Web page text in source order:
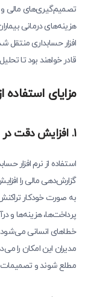
تصمیم‌گیری‌های مالی و
هزینه‌های درمانی
افزار حسابداری منتقل
قادر خواهند بود تا
مزایای استفاده
1. افزایش دقت در ثبت و گزارش‌دهی مالی
استفاده از نرم افزار
گزارش‌دهی مالی را
به صورت خودکار
پرداخت‌ها، هزینه‌ها و
خطاهای انسانی
مدیران این امکان را
مطلع شوند و تصمیمات